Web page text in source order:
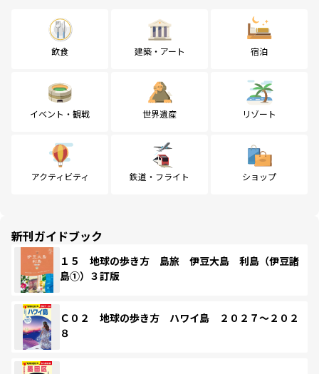
飲食 建築・アート 宿泊
イベント・観戦 世界遺産 リゾート
アクティビティ 鉄道・フライト ショップ
新刊ガイドブック
１５ 地球の歩き方 島旅 伊豆大島 利島（伊豆諸
島①）３訂版
Ｃ０２ 地球の歩き方 ハワイ島 ２０２７～２０２
８